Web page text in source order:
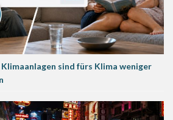
sind fürs Klima weniger